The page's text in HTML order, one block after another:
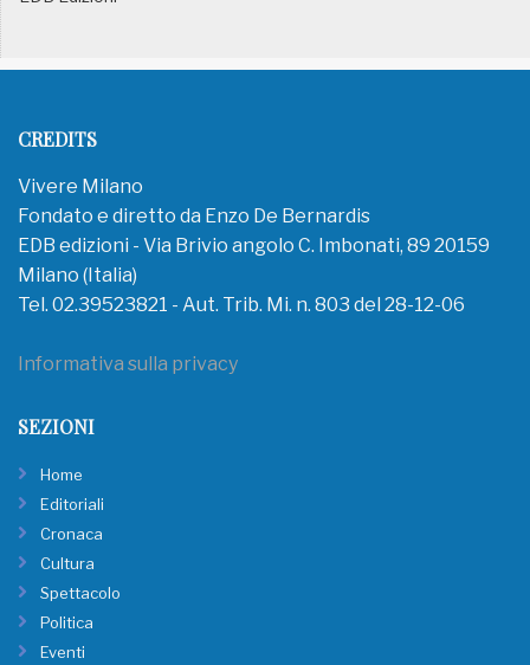
CREDITS
Vivere Milano
Fondato e diretto da Enzo De Bernardis
EDB edizioni - Via Brivio angolo C. Imbonati, 89 20159
Milano (Italia)
Tel. 02.39523821 - Aut. Trib. Mi. n. 803 del 28-12-06
Informativa sulla privacy
SEZIONI
Home
Editoriali
Cronaca
Cultura
Spettacolo
Politica
Eventi